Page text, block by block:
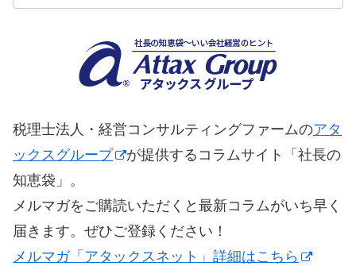
税理士法人・経営コンサルティングファームのアタ
ックスグループ
が提供するコラムサイト「社長の
知恵袋」。
メルマガをご購読いただくと最新コラムがいち早く
届きます。ぜひご登録ください！
メルマガ「アタックスネット」詳細はこちら